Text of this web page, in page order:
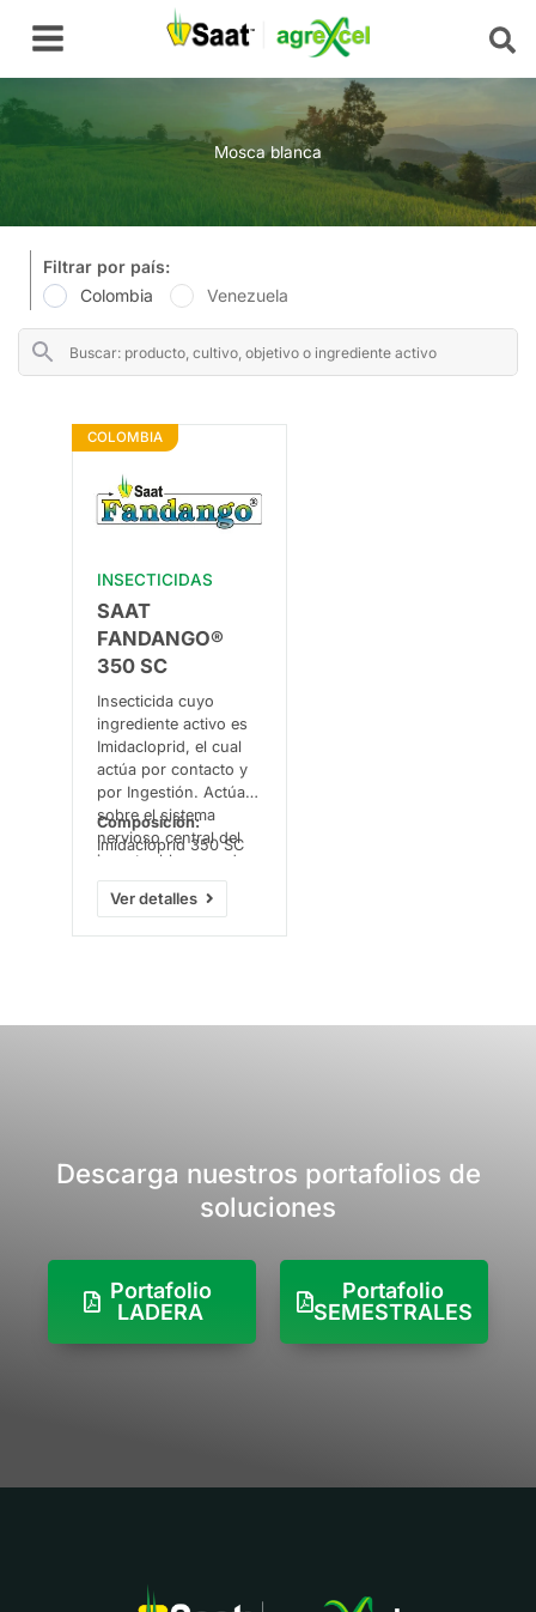
Main
Menu
Mosca blanca
Filtrar por país:
Colombia
Venezuela
COLOMBIA
INSECTICIDAS
SAAT
FANDANGO®
350 SC
Insecticida cuyo
ingrediente activo es
Imidacloprid, el cual
actúa por contacto y
por Ingestión. Actúa
sobre el sistema
nervioso central del
insecto, bloqueando
el receptor nicotínico
de acetilcolina
Composición:
Imidacloprid 350 SC
Ver detalles
Descarga nuestros portafolios de
soluciones
Portafolio
LADERA
Portafolio
SEMESTRALES